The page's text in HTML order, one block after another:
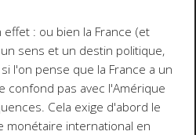
: ou bien la France (et
sens et un destin politique,
l'on pense que la France a un
confond pas avec l'Amérique
Cela exige d'abord le
monétaire international en